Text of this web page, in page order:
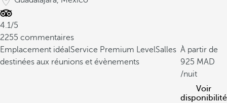
4.1/5
2255 commentaires
Emplacement idéalService Premium LevelSalles
destinées aux réunions et évènements
À partir de
925
/nuit
Voir
disponibilité